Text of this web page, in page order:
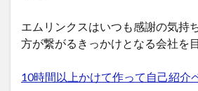
エムリンクスはいつも感謝の気持
方が繋がるきっかけとなる会社を
10時間以上かけて作って自己紹介